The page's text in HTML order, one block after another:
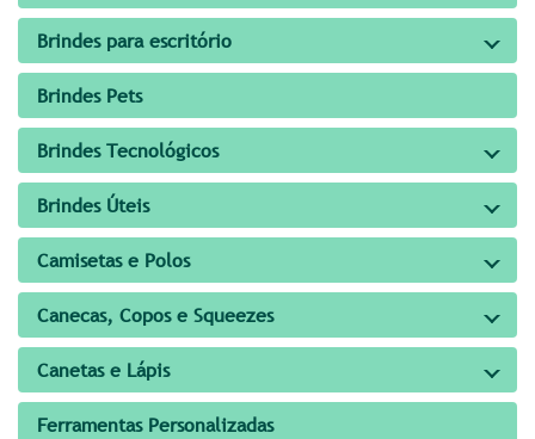
Brindes para escritório
Brindes Pets
Brindes Tecnológicos
Brindes Úteis
Camisetas e Polos
Canecas, Copos e Squeezes
Canetas e Lápis
Ferramentas Personalizadas